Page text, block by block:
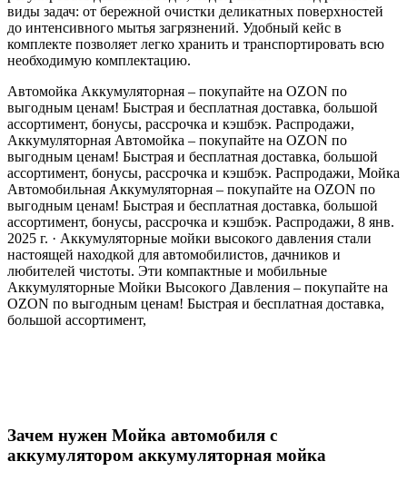
виды задач: от бережной очистки деликатных поверхностей
до интенсивного мытья загрязнений. Удобный кейс в
комплекте позволяет легко хранить и транспортировать всю
необходимую комплектацию.
Автомойка Аккумуляторная – покупайте на OZON по
выгодным ценам! Быстрая и бесплатная доставка, большой
ассортимент, бонусы, рассрочка и кэшбэк. Распродажи,
Аккумуляторная Автомойка – покупайте на OZON по
выгодным ценам! Быстрая и бесплатная доставка, большой
ассортимент, бонусы, рассрочка и кэшбэк. Распродажи, Мойка
Автомобильная Аккумуляторная – покупайте на OZON по
выгодным ценам! Быстрая и бесплатная доставка, большой
ассортимент, бонусы, рассрочка и кэшбэк. Распродажи, 8 янв.
2025 г. · Аккумуляторные мойки высокого давления стали
настоящей находкой для автомобилистов, дачников и
любителей чистоты. Эти компактные и мобильные
Аккумуляторные Мойки Высокого Давления – покупайте на
OZON по выгодным ценам! Быстрая и бесплатная доставка,
большой ассортимент,
Зачем нужен Мойка автомобиля с
аккумулятором аккумуляторная мойка